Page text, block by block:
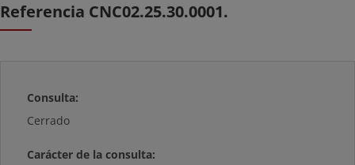
Referencia CNC02.25.30.0001.
Consulta:
Cerrado
Carácter de la consulta: